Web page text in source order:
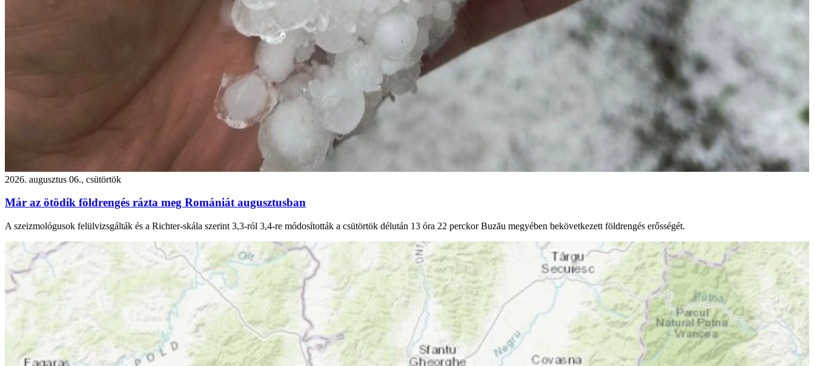
2026. augusztus 06., csütörtök
Már az ötödik földrengés rázta meg Romániát augusztusban
A szeizmológusok felülvizsgálták és a Richter-skála szerint 3,3-ról 3,4-re módosították a csütörtök délután 13 óra 22 perckor Buzău megyében bekövetkezett földrengés erősségét.